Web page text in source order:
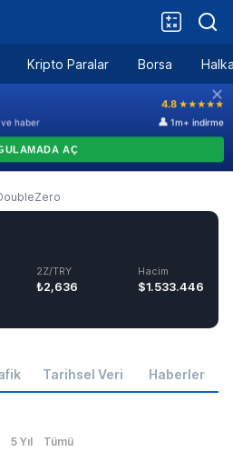
Kripto Paralar Borsa
2Z/TRY
₺2,636
Hacim
$1.533.446
Tarihsel Veri Haberler
5 Yıl Tümü